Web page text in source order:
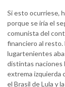
Si esto ocurriese,
porque se iría el
comunista del
financiero al resto.
lugartenientes
distintas naciones
extrema izquierda
el Brasil de Lula y